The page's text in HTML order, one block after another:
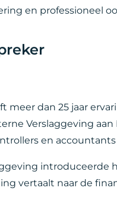
en professioneel
meer dan 25 jaar
Verslaggeving
en
introduceerde
vertaalt naar de